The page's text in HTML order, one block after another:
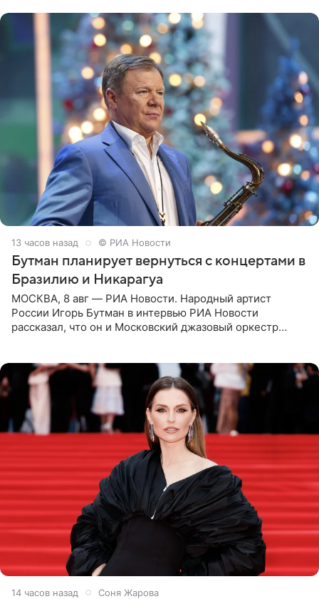
13 часов назад © РИА Новости
Бутман планирует вернуться с концертами в
Бразилию и Никарагуа
МОСКВА, 8 авг — РИА Новости. Народный артист
России Игорь Бутман в интервью РИА Новости
рассказал, что он и Московский джазовый оркестр
14 часов назад Соня Жарова